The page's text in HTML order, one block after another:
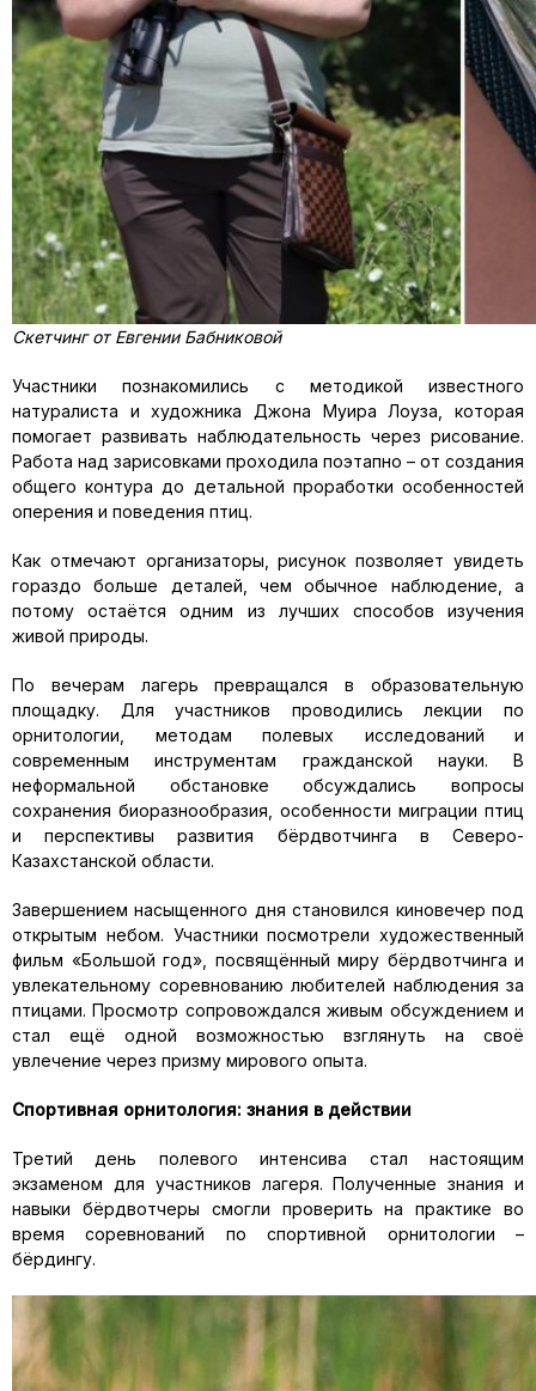
Скетчинг от Евгении Бабниковой
Участники познакомились с методикой известного
натуралиста и художника Джона Муира Лоуза, которая
помогает развивать наблюдательность через рисование.
Работа над зарисовками проходила поэтапно – от создания
общего контура до детальной проработки особенностей
оперения и поведения птиц.
Как отмечают организаторы, рисунок позволяет увидеть
гораздо больше деталей, чем обычное наблюдение, а
потому остаётся одним из лучших способов изучения
живой природы.
По вечерам лагерь превращался в образовательную
площадку. Для участников проводились лекции по
орнитологии, методам полевых исследований и
современным инструментам гражданской науки. В
неформальной обстановке обсуждались вопросы
сохранения биоразнообразия, особенности миграции птиц
и перспективы развития бёрдвотчинга в Северо-
Казахстанской области.
Завершением насыщенного дня становился киновечер под
открытым небом. Участники посмотрели художественный
фильм «Большой год», посвящённый миру бёрдвотчинга и
увлекательному соревнованию любителей наблюдения за
птицами. Просмотр сопровождался живым обсуждением и
стал ещё одной возможностью взглянуть на своё
увлечение через призму мирового опыта.
Спортивная орнитология: знания в действии
Третий день полевого интенсива стал настоящим
экзаменом для участников лагеря. Полученные знания и
навыки бёрдвотчеры смогли проверить на практике во
время соревнований по спортивной орнитологии –
бёрдингу.